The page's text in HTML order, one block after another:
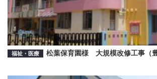
福祉・医療 松葉保育園様 大規模改修工事（豊